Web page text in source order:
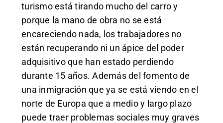
turismo está tirando mucho del carro y
porque la mano de obra no se está
encareciendo nada, los trabajadores no
están recuperando ni un ápice del poder
adquisitivo que han estado perdiendo
durante 15 años. Además del fomento de
una inmigración que ya se está viendo en el
norte de Europa que a medio y largo plazo
puede traer problemas sociales muy graves